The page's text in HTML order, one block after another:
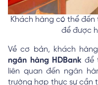
Khách hàng có thể
để được
Về cơ bản, khách
ngân hàng HDBank để
liên quan đến ngân
trường hợp thực sự cần